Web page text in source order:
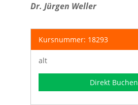
Dr. Jürgen Weller
Kursnummer: 18293
alt
Direkt Buchen